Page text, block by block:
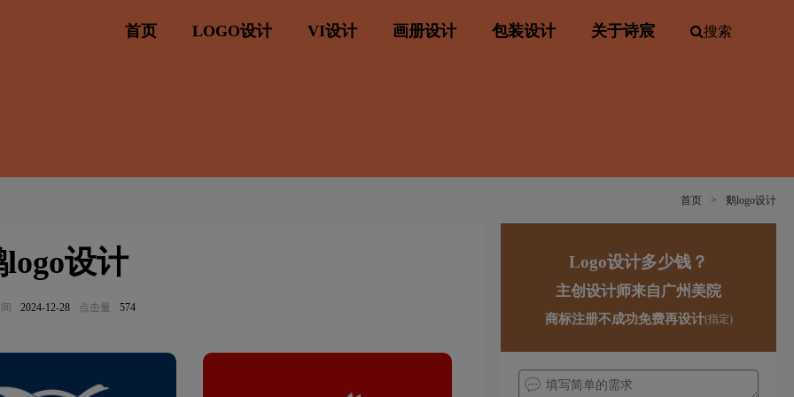
首页 LOGO设计 VI设计 画册设计 包装设计 关于诗宸 搜索
首页 > 鹅logo设计
设计
2024-12-28 点击量 574
Logo设计多少钱？
主创设计师来自广州美院
商标注册不成功免费再设计(指定)